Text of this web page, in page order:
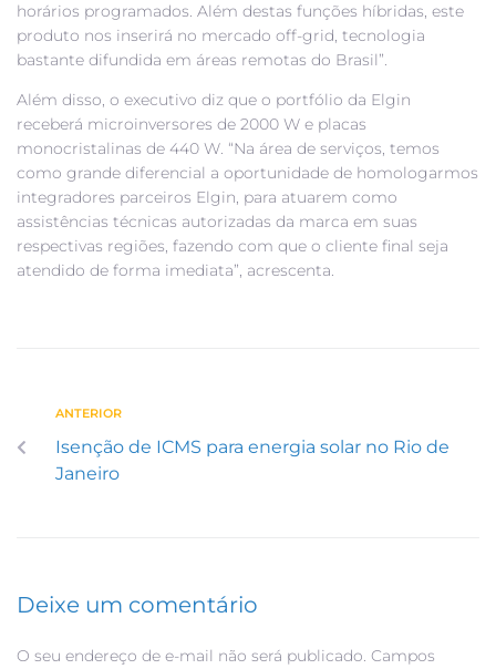
horários programados. Além destas funções híbridas, este
produto nos inserirá no mercado off-grid, tecnologia
bastante difundida em áreas remotas do Brasil”.
Além disso, o executivo diz que o portfólio da Elgin
receberá microinversores de 2000 W e placas
monocristalinas de 440 W. “Na área de serviços, temos
como grande diferencial a oportunidade de homologarmos
integradores parceiros Elgin, para atuarem como
assistências técnicas autorizadas da marca em suas
respectivas regiões, fazendo com que o cliente final seja
atendido de forma imediata”, acrescenta.
ANTERIOR
Isenção de ICMS para energia solar no Rio de
Janeiro
Deixe um comentário
O seu endereço de e-mail não será publicado. Campos